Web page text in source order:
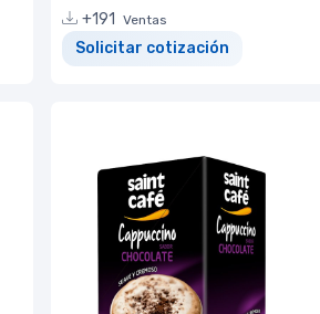
+191
Ventas
Solicitar cotización